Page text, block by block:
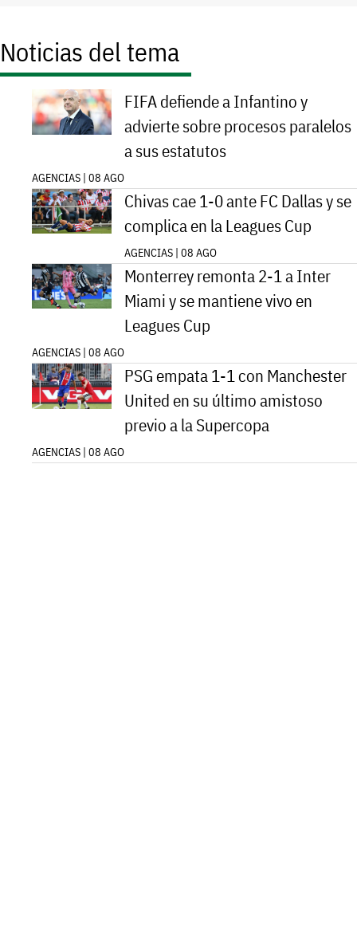
Noticias del tema
FIFA defiende a Infantino y
advierte sobre procesos paralelos
a sus estatutos
AGENCIAS | 08 AGO
Chivas cae 1-0 ante FC Dallas y se
complica en la Leagues Cup
AGENCIAS | 08 AGO
Monterrey remonta 2-1 a Inter
Miami y se mantiene vivo en
Leagues Cup
AGENCIAS | 08 AGO
PSG empata 1-1 con Manchester
United en su último amistoso
previo a la Supercopa
AGENCIAS | 08 AGO